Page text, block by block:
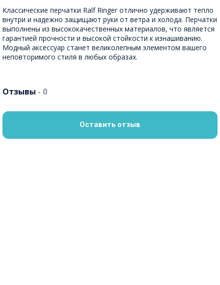
Классические перчатки Ralf Ringer отлично удерживают тепло
внутри и надежно защищают руки от ветра и холода. Перчатки
выполнены из высококачественных материалов, что является
гарантией прочности и высокой стойкости к изнашиванию.
Модный аксессуар станет великолепным элементом вашего
неповторимого стиля в любых образах.
Отзывы - 0
Оставить отзыв